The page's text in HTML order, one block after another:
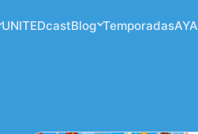
UNITEDcastBlog TemporadasAYA